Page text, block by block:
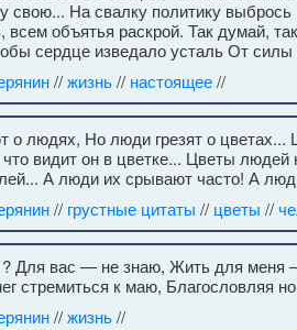
На свалку политику
объятья раскрой. Так думай,
сердце изведало усталь От
//жизнь// настоящее//
о людях, Но люди грезят о цветах...
что видит он в цветке... Цветы
А люди их срывают часто! А
// грустные цитаты // цветы //
? Для вас — не знаю, Жить для меня
стремиться к маю, Благословляя
//жизнь//